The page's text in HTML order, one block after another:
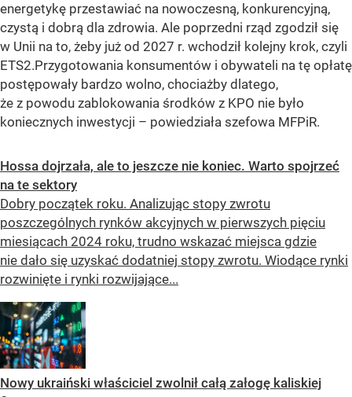
energetykę przestawiać na nowoczesną, konkurencyjną,
czystą i dobrą dla zdrowia. Ale poprzedni rząd zgodził się
w Unii na to, żeby już od 2027 r. wchodził kolejny krok, czyli
ETS2.Przygotowania konsumentów i obywateli na tę opłatę
postępowały bardzo wolno, chociażby dlatego,
że z powodu zablokowania środków z KPO nie było
koniecznych inwestycji – powiedziała szefowa MFPiR.
Hossa dojrzała, ale to jeszcze nie koniec. Warto spojrzeć
na te sektory
Dobry początek roku. Analizując stopy zwrotu
poszczególnych rynków akcyjnych w pierwszych pięciu
miesiącach 2024 roku, trudno wskazać miejsca gdzie
nie dało się uzyskać dodatniej stopy zwrotu. Wiodące rynki
rozwinięte i rynki rozwijające...
Nowy ukraiński właściciel zwolnił całą załogę kaliskiej